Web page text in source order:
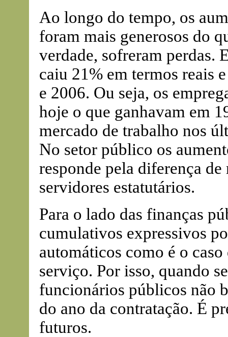
Ao longo do tempo, os
foram mais generosos do
verdade, sofreram perdas.
caiu 21% em termos reais
e 2006. Ou seja, os
hoje o que ganhavam em
mercado de trabalho nos
No setor público os
responde pela diferença
servidores estatutários.
Para o lado das finanças
cumulativos expressivos
automáticos como é o
serviço. Por isso, quando
funcionários públicos não
do ano da contratação. É
futuros.